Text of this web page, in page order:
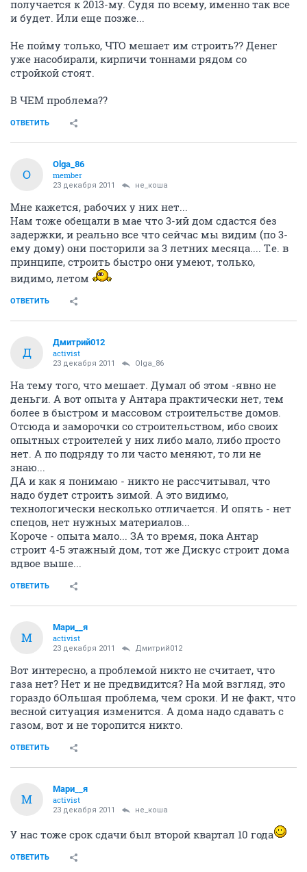
получается к 2013-му. Судя по всему, именно так все
и будет. Или еще позже...
Не пойму только, ЧТО мешает им строить?? Денег
уже насобирали, кирпичи тоннами рядом со
стройкой стоят.
В ЧЕМ проблема??
ОТВЕТИТЬ
O
Olga_86
member
23 декабря 2011 не_коша
Мне кажется, рабочих у них нет...
Нам тоже обещали в мае что 3-ий дом сдастся без
задержки, и реально все что сейчас мы видим (по 3-
ему дому) они посторили за 3 летних месяца.... Т.е. в
принципе, строить быстро они умеют, только,
видимо, летом
ОТВЕТИТЬ
Д
Дмитрий012
activist
23 декабря 2011 Olga_86
На тему того, что мешает. Думал об этом -явно не
деньги. А вот опыта у Антара практически нет, тем
более в быстром и массовом строительстве домов.
Отсюда и заморочки со строительством, ибо своих
опытных строителей у них либо мало, либо просто
нет. А по подряду то ли часто меняют, то ли не
знаю...
ДА и как я понимаю - никто не рассчитывал, что
надо будет строить зимой. А это видимо,
технологически несколько отличается. И опять - нет
спецов, нет нужных материалов...
Короче - опыта мало... ЗА то время, пока Антар
строит 4-5 этажный дом, тот же Дискус строит дома
вдвое выше...
ОТВЕТИТЬ
М
Мари__я
activist
23 декабря 2011 Дмитрий012
Вот интересно, а проблемой никто не считает, что
газа нет? Нет и не предвидится? На мой взгляд, это
гораздо бОльшая проблема, чем сроки. И не факт, что
весной ситуация изменится. А дома надо сдавать с
газом, вот и не торопится никто.
ОТВЕТИТЬ
М
Мари__я
activist
23 декабря 2011 не_коша
У нас тоже срок сдачи был второй квартал 10 года
ОТВЕТИТЬ